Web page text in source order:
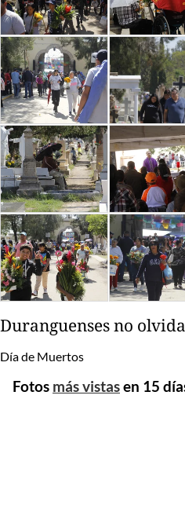
Duranguenses no
Día de Muertos
Fotos más vistasen 15